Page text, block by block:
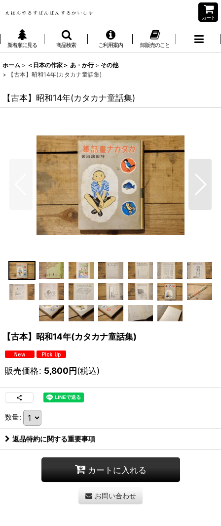
カート
新着順に見る 商品検索 ご利用案内 卸販売のこと
ホーム > ＜日本の作家＞ あ・か行 > その他
>
【古本】昭和14年(カタカナ童話集)
【古本】昭和14年(カタカナ童話集)
【古本】昭和14年(カタカナ童話集)
販売価格: 5,800円(税込)
数量:
返品特約に関する重要事項
カートに入れる
お問い合わせ